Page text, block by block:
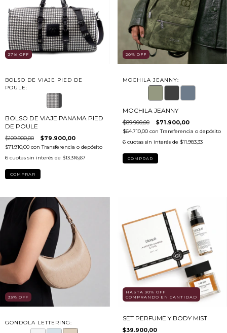
27% OFF
BOLSO DE VIAJE PIED DE
POULE:
BOLSO DE VIAJE PANAMA PIED
DE POULE
$109.900,00 $79.900,00
$71.910,00 con Transferencia o depósito
6 cuotas sin interés de $13.316,67
COMPRAR
20% OFF
MOCHILA JEANNY:
MOCHILA JEANNY
$89.900,00 $71.900,00
$64.710,00 con Transferencia o depósito
6 cuotas sin interés de $11.983,33
COMPRAR
33% OFF
GONDOLA LETTERING:
HASTA 30% OFF
COMPRANDO EN CANTIDAD
SET PERFUME Y BODY MIST
$39.900,00